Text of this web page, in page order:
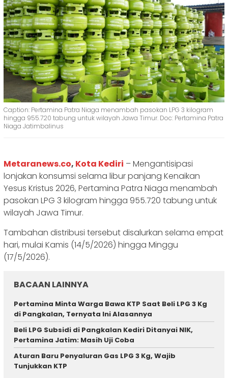
Caption: Pertamina Patra Niaga menambah pasokan LPG 3 kilogram
hingga 955.720 tabung untuk wilayah Jawa Timur. Doc: Pertamina Patra
Niaga Jatimbalinus
Metaranews.co, Kota Kediri – Mengantisipasi
lonjakan konsumsi selama libur panjang Kenaikan
Yesus Kristus 2026, Pertamina Patra Niaga menambah
pasokan LPG 3 kilogram hingga 955.720 tabung untuk
wilayah Jawa Timur.
Tambahan distribusi tersebut disalurkan selama empat
hari, mulai Kamis (14/5/2026) hingga Minggu
(17/5/2026).
BACAAN LAINNYA
Pertamina Minta Warga Bawa KTP Saat Beli LPG 3 Kg
di Pangkalan, Ternyata Ini Alasannya
Beli LPG Subsidi di Pangkalan Kediri Ditanyai NIK,
Pertamina Jatim: Masih Uji Coba
Aturan Baru Penyaluran Gas LPG 3 Kg, Wajib
Tunjukkan KTP